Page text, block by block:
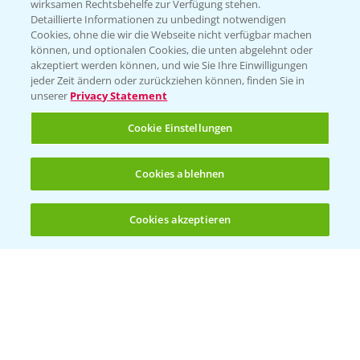
(noch 4)
Folgen Sie uns
Allgemeine Nutzungsbedingungen
Datenschutzerklärung
Impressum
Gebrauchshinweise
wirksamen Rechtsbehelfe zur Verfügung stehen.
Detaillierte Informationen zu unbedingt notwendigen
Cookies, ohne die wir die Webseite nicht verfügbar machen
können, und optionalen Cookies, die unten abgelehnt oder
akzeptiert werden können, und wie Sie Ihre Einwilligungen
jeder Zeit ändern oder zurückziehen können, finden Sie in
unserer Privacy Statement
Cookie Einstellungen
Cookies ablehnen
Cookies akzeptieren